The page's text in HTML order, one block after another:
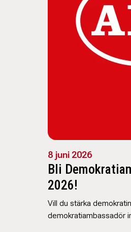
8 juni 2026
Bli
2026!
Vill du stärka
demokratiambassadör